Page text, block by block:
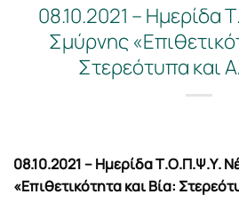
08.10.2021 – Ημερίδα
Σμύρνης
Στερεότυπα και
08.10.2021 – Ημερίδα Τ.Ο.Π.Ψ.Υ.
«Επιθετικότητα και Βία: